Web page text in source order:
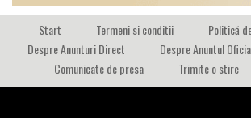
Start Termeni si conditii
Politică
Despre Anunturi Direct
Despre Anuntul
Comunicate de presa
Trimite o stire